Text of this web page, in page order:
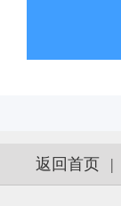
返回首页 |